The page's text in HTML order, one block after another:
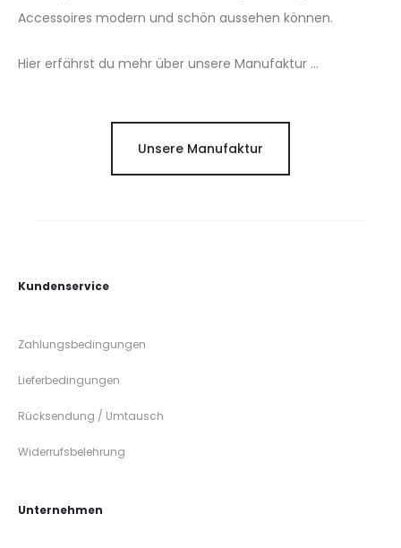
Accessoires modern und schön aussehen können.
Hier erfährst du mehr über unsere Manufaktur …
Unsere Manufaktur
Kundenservice
Zahlungsbedingungen
Lieferbedingungen
Rücksendung / Umtausch
Widerrufsbelehrung
Unternehmen